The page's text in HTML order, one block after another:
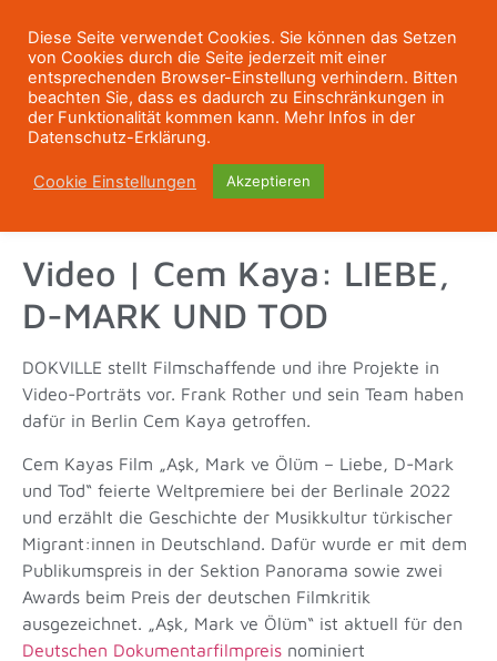
Video | Cem Kaya: LIEBE,
D-MARK UND TOD
DOKVILLE stellt Filmschaffende und ihre Projekte in
Video-Porträts vor. Frank Rother und sein Team haben
dafür in Berlin Cem Kaya getroffen.
Cem Kayas Film „ Aşk, Mark ve Ölüm – Liebe, D-Mark
und Tod“ feierte Weltpremiere bei der Berlinale 2022
und erzählt die Geschichte der Musikkultur türkischer
Migrant:innen in Deutschland. Dafür wurde er mit dem
Publikumspreis in der Sektion Panorama sowie zwei
Awards beim Preis der deutschen Filmkritik
ausgezeichnet.
Aşk, Mark ve Ölüm“ ist aktuell für den
Deutschen Dokumentarfilmpreis nominiert
Diese Seite verwendet Cookies. Sie können das Setzen
von Cookies durch die Seite jederzeit mit einer
entsprechenden Browser-Einstellung verhindern. Bitten
beachten Sie, dass es dadurch zu Einschränkungen in
der Funktionalität kommen kann. Mehr Infos in der
Datenschutz-Erklärung.
Cookie Einstellungen Akzeptieren